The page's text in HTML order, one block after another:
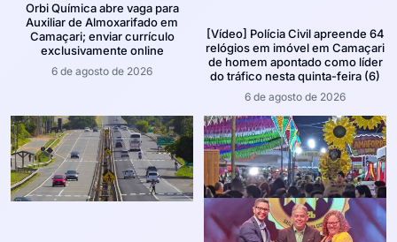
Orbi Química abre vaga para
Auxiliar de Almoxarifado em
Camaçari; enviar currículo
exclusivamente online
6 de agosto de 2026
[Vídeo] Polícia Civil apreende 64
relógios em imóvel em Camaçari
de homem apontado como líder
do tráfico nesta quinta-feira (6)
6 de agosto de 2026